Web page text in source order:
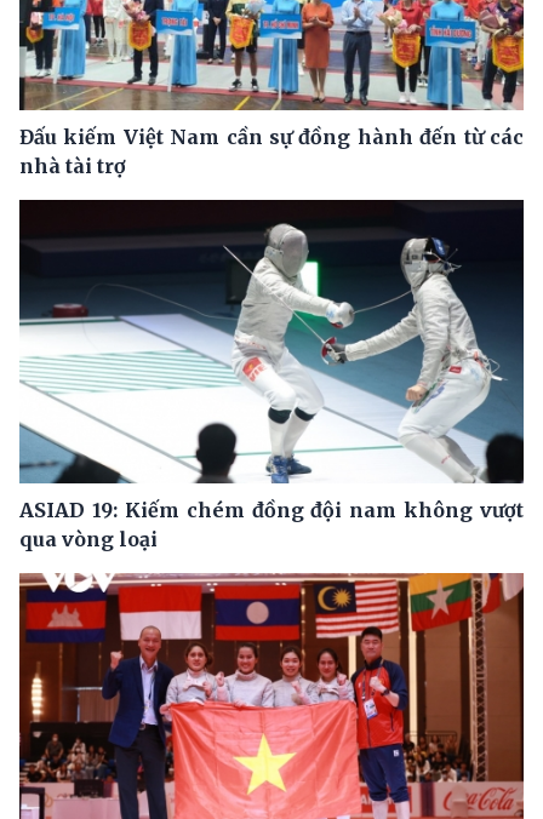
Đấu kiếm Việt Nam cần sự đồng hành đến từ các
nhà tài trợ
ASIAD 19: Kiếm chém đồng đội nam không vượt
qua vòng loại